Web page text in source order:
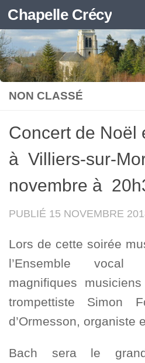
Skip to content
Chapelle Crécy
NON CLASSÉ
Concert de Noël
à Villiers-sur-
novembre à
PUBLIÉ 15 NOVEMBRE
Lors de cette soirée
l’Ensemble vocal
magnifiques
trompettiste Simon
d’Ormesson, organiste
Bach sera le